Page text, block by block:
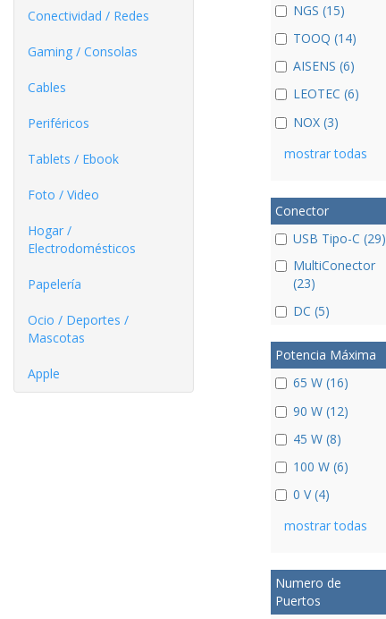
Conectividad / Redes
Gaming / Consolas
Cables
Periféricos
Tablets / Ebook
Foto / Video
Hogar /
Electrodomésticos
Papelería
Ocio / Deportes /
Mascotas
Apple
NGS (15)
TOOQ (14)
AISENS (6)
LEOTEC (6)
NOX (3)
mostrar todas
Conector
USB Tipo-C (29)
MultiConector
(23)
DC (5)
Potencia Máxima
65 W (16)
90 W (12)
45 W (8)
100 W (6)
0 V (4)
mostrar todas
Numero de
Puertos